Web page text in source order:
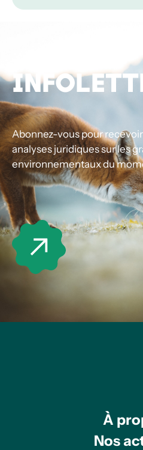
Abonnez-vous pour
analyses juridiques sur les
environnementaux du
À
Nos